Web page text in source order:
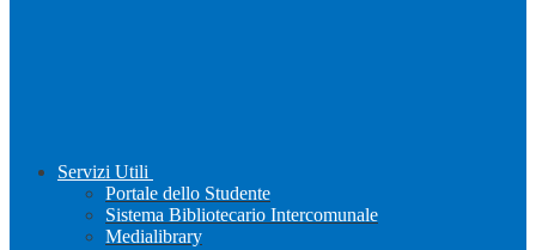
Servizi Utili
Portale dello Studente
Sistema Bibliotecario Intercomunale
Medialibrary